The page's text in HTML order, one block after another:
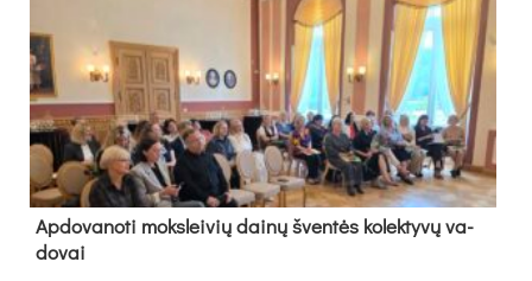
Ap­do­va­no­ti moks­lei­vių dai­nų šven­tės ko­lek­ty­vų va­
do­vai